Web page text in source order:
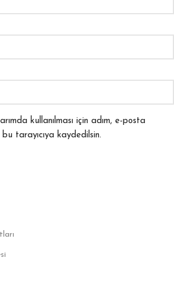
kullanılması için adım, e-posta
tarayıcıya kaydedilsin.